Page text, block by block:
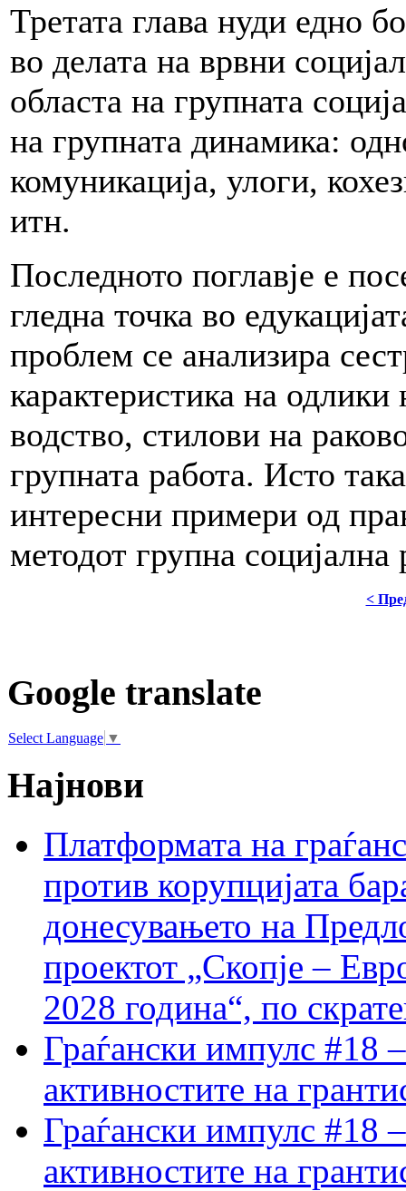
Третата глава нуди едно
во делата на врвни
областа на групната
на групната динамика:
комуникација, улоги,
итн.
Последното поглавје е
гледна точка во
проблем се анализира
карактеристика на
водство, стилови на
групната работа. Исто
интересни примери од
методот групна социјална
<
Google translate
Select Language ▼
Најнови
Платформата на
против корупцијата
донесувањето на
проектот „Скопје –
2028 година“, по
Граѓански импулс #18
активностите на
Граѓански импулс #18
активностите на